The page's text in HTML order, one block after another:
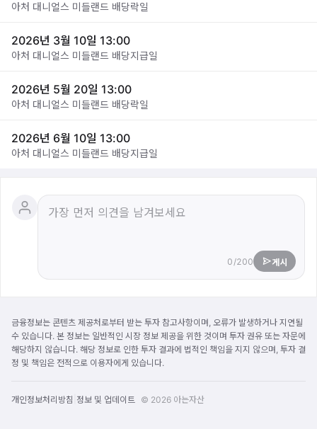
아처 대니얼스 미들랜드 배당락일
2026년 3월 10일 13:00
아처 대니얼스 미들랜드 배당지급일
2026년 5월 20일 13:00
아처 대니얼스 미들랜드 배당락일
2026년 6월 10일 13:00
아처 대니얼스 미들랜드 배당지급일
0/200 게시
금융정보는 콘텐츠 제공처로부터 받는 투자 참고사항이며, 오류가 발생하거나 지연될
수 있습니다. 본 정보는 일반적인 시장 정보 제공을 위한 것이며 투자 권유 또는 자문에
해당하지 않습니다. 해당 정보로 인한 투자 결과에 법적인 책임을 지지 않으며, 투자 결
정 및 책임은 전적으로 이용자에게 있습니다.
개인정보처리방침 정보 및 업데이트 © 2026 아는자산